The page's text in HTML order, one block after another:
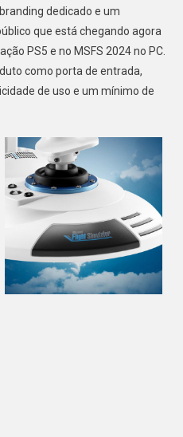
dedicado e um
que está chegando agora
PS5 e no MSFS 2024 no PC.
como porta de entrada,
de uso e um mínimo de